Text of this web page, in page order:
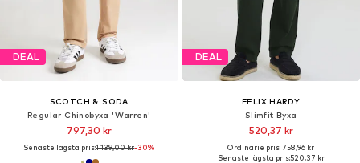
DEAL
SCOTCH & SODA
Regular Chinobyxa 'Warren'
797,30 kr
Senaste lägsta pris:1 139,00 kr-30%
DEAL
FELIX HARDY
Slimfit Byxa
520,37 kr
Ordinarie pris: 758,96 kr
Senaste lägsta pris:520,37 kr